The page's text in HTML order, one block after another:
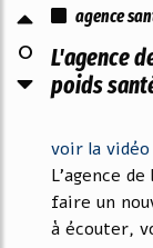
0
agence
L'agence
poids
voir la vidéo
L'agence de
faire un
à écouter,